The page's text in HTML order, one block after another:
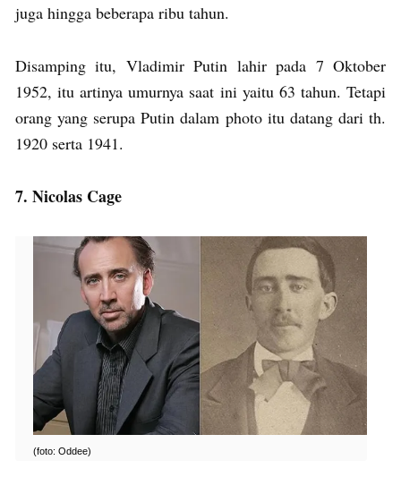
juga hingga beberapa ribu tahun.
Disamping itu, Vladimir Putin lahir pada 7 Oktober
1952, itu artinya umurnya saat ini yaitu 63 tahun. Tetapi
orang yang serupa Putin dalam photo itu datang dari th.
1920 serta 1941.
7. Nicolas Cage
(foto: Oddee)